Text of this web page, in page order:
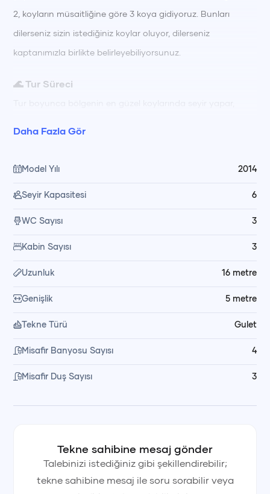
2, koyların müsaitliğine göre 3 koya gidiyoruz. Bunları
dilerseniz sizin istediğiniz koylar oluyor, dilerseniz
kaptanımızla birlikte belirleyebiliyorsunuz.
🌊 Tur Süreci
edilir. Akşam saatlerinde gün batımı manzarası eşliğinde
keyifli vakit geçirir, gece denize girme ve yıldızları izleyerek
tarafından yapılır. Kumanya ve yemek malzemeleri kiralama
bedeline dahil değildir; dilerseniz alışverişi kendiniz yapabilir,
edebilirsiniz.
Fiyata kaptan, yemek ve servis personeli, yakıt ve son
Daha Fazla Gör
Model Yılı 2014
Seyir Kapasitesi 6
WC Sayısı 3
Kabin Sayısı 3
Uzunluk 16 metre
Genişlik 5 metre
Tekne Türü Gulet
Misafir Banyosu Sayısı 4
Misafir Duş Sayısı 3
Tekne sahibine mesaj gönder
Talebinizi istediğiniz gibi şekillendirebilir;
tekne sahibine mesaj ile soru sorabilir veya